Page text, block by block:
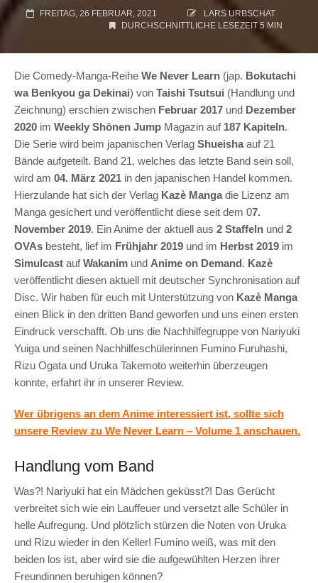
FREITAG, 26 FEBRUAR, 2021
LARS URBSCHAT
DURCHSCHNITTLICHE LESEZEIT 5 MIN
Die Comedy-Manga-Reihe We Never Learn (jap. Bokutachi
wa Benkyou ga Dekinai) von Taishi Tsutsui (Handlung und
Zeichnung) erschien zwischen Februar 2017 und Dezember
2020 im Weekly Shōnen Jump Magazin auf 187 Kapiteln.
Die Serie wird beim japanischen Verlag Shueishaauf 21
Bände aufgeteilt. Band 21, welches das letzte Band sein soll,
wird am 04. März 2021 in den japanischen Handel kommen.
Hierzulande hat sich der Verlag Kazè Mangadie Lizenz am
Manga gesichert und veröffentlicht diese seit dem 07.
November 2019. Ein Anime der aktuell aus 2 Staffeln und 2
OVAs besteht, lief im Frühjahr 2019 und im Herbst 2019 im
Simulcast aufWakanim und Anime on Demand. Kazè
veröffentlicht diesen aktuell mit deutscher Synchronisation auf
Disc. Wir haben für euch mit Unterstützung von Kazè Manga
einen Blick in den dritten Band geworfen und uns einen ersten
Eindruck verschafft. Ob uns die Nachhilfegruppe von Nariyuki
Yuiga und seinen Nachhilfeschülerinnen Fumino Furuhashi,
Rizu Ogata und Uruka Takemoto weiterhin überzeugen
konnte, erfahrt ihr in unserer Review.
Wer übrigens an dem Anime interessiert ist, sollte sich
unsere Review zu We Never Learn – Volume 1 anschauen.
Handlung vom Band
Was?! Nariyuki hat ein Mädchen geküsst?! Das Gerücht
verbreitet sich wie ein Lauffeuer und versetzt alle Schüler in
helle Aufregung. Und plötzlich stürzen die Noten von Uruka
und Rizu wieder in den Keller! Fumino weiß, was mit den
beiden los ist, aber wird sie die aufgewühlten Herzen ihrer
Freundinnen beruhigen können?